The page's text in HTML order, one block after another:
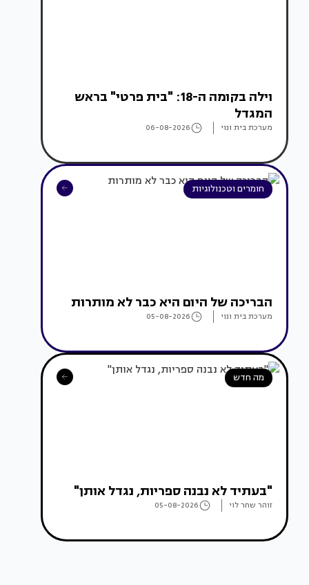
וילה בקומה ה-18: "בית פרטי" בראש
המגדל
מערכת בית ונוי 06-08-2026
חומרים וטכנולוגיות
הבריכה של היום היא כבר לא מותרות
מערכת בית ונוי 05-08-2026
מה חדש
"בעתיד לא נבנה ספריות, נגדל אותן"
זוהר שחר לוי 05-08-2026